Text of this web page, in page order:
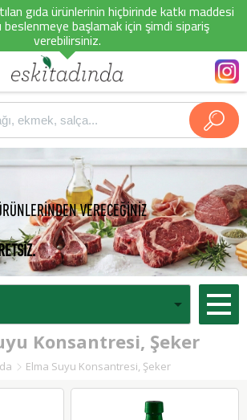
gıda ürünlerinin hiçbirinde katkı maddesi
beslenmeye başlamak için şimdi sipariş
verebilirsiniz.
VERECEĞİNİZ
Konsantresi, Şeker
Elma Suyu Konsantresi, Şeker